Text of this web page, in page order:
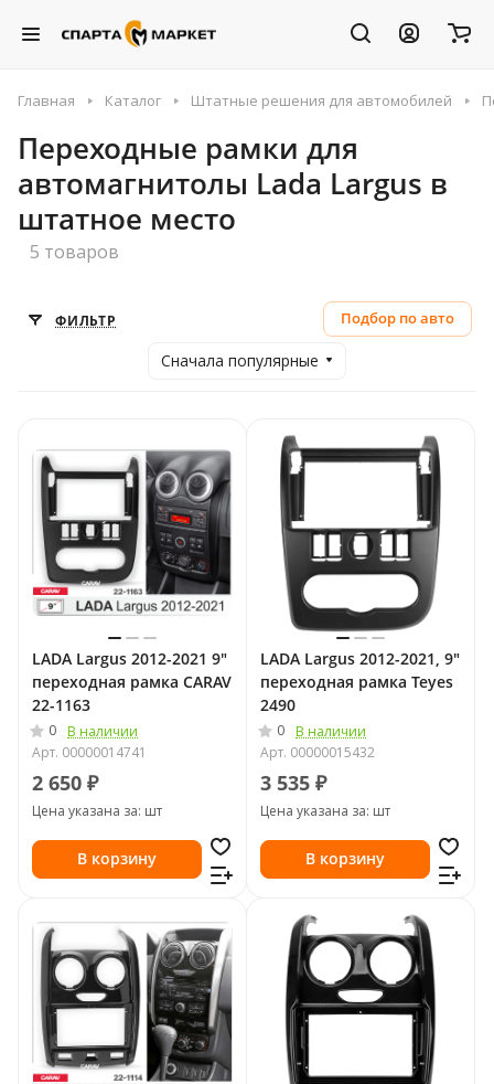
Главная Каталог Штатные решения для автомобилей
Переходные рамки для
автомагнитолы Lada Largus в
штатное место
5 товаров
ФИЛЬТР Подбор по авто
Сначала популярные
LADA Largus 2012-2021 9"
переходная рамка CARAV
22-1163
0
В наличии
Арт. 00000014741
2 650 ₽
Цена указана за: шт
В корзину
LADA Largus 2012-2021, 9"
переходная рамка Teyes
2490
0
В наличии
Арт. 00000015432
3 535 ₽
Цена указана за: шт
В корзину